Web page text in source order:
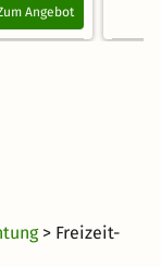
Angebot
> Freizeit-